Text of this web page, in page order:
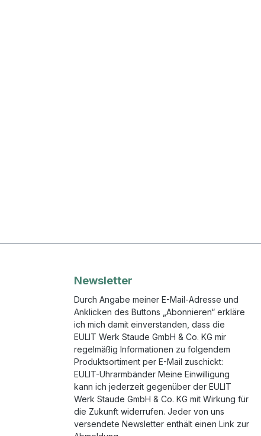
Newsletter
Durch Angabe meiner E-Mail-Adresse und
Anklicken des Buttons „Abonnieren“ erkläre
ich mich damit einverstanden, dass die
EULIT Werk Staude GmbH & Co. KG mir
regelmäßig Informationen zu folgendem
Produktsortiment per E-Mail zuschickt:
EULIT-Uhrarmbänder Meine Einwilligung
kann ich jederzeit gegenüber der EULIT
Werk Staude GmbH & Co. KG mit Wirkung für
die Zukunft widerrufen. Jeder von uns
versendete Newsletter enthält einen Link zur